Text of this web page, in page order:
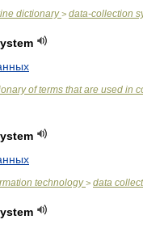
dictionary> data-collection
of terms that are used in
technology> data